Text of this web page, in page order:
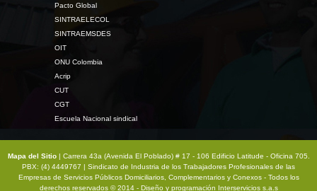
Pacto Global
SINTRAELECOL
SINTRAEMSDES
OIT
ONU Colombia
Acrip
CUT
CGT
Escuela Nacional sindical
Mapa del Sitio | Carrera 43a (Avenida El Poblado) # 17 - 106 Edificio Latitude - Oficina 705.
PBX: (4) 4449767 | Sindicato de Industria de los Trabajadores Profesionales de las
Empresas de Servicios Públicos Domiciliarios, Complementarios y Conexos - Todos los
derechos reservados © 2014 - Diseño y programación Interservicios s.a.s